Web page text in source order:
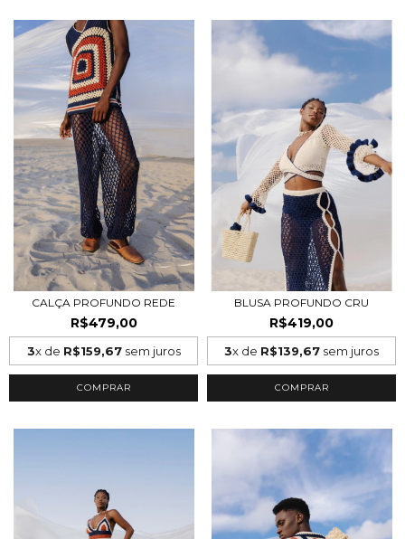
CALÇA PROFUNDO REDE
R$479,00
3x de R$159,67sem juros
COMPRAR
BLUSA PROFUNDO CRU
R$419,00
3x de R$139,67 sem juros
COMPRAR